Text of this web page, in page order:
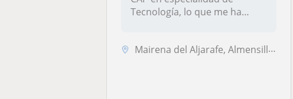
Tecnología, lo que me ha
Mairena del Aljarafe, Almensilla, Bormujos, Sevilla Capital, San Juan ...